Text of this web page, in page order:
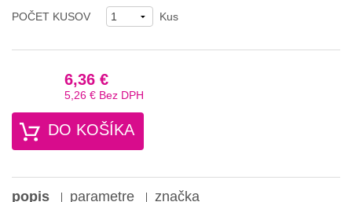
POČET KUSOV Kus
6,36 €
5,26 € Bez DPH
DO KOŠÍKA
popis parametre značka